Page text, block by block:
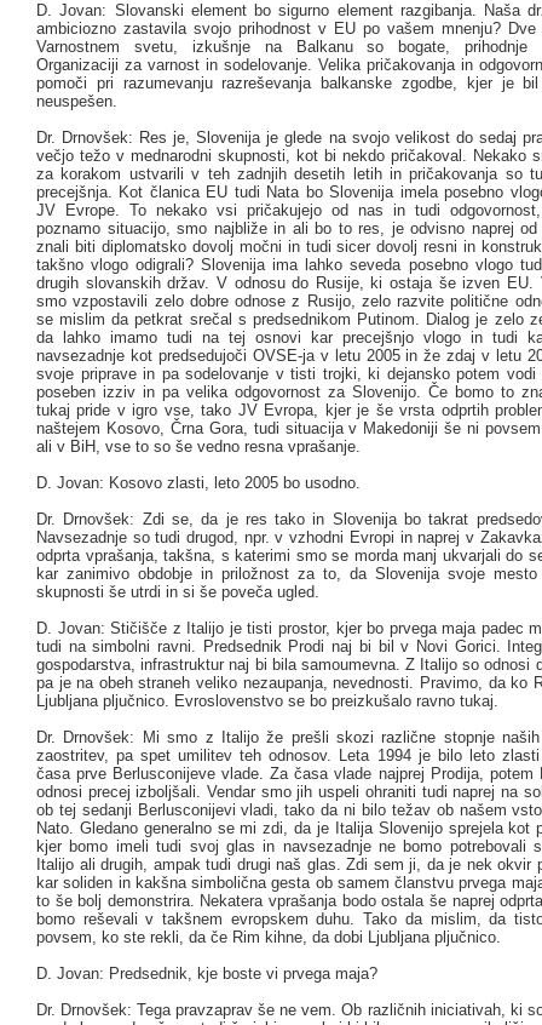
D. Jovan: Slovanski element bo sigurno element razgibanja. Naša
ambiciozno zastavila svojo prihodnost v EU po vašem mnenju?
Varnostnem svetu, izkušnje na Balkanu so bogate, prihodnje
Organizaciji za varnost in sodelovanje. Velika pričakovanja in
pomoči pri razumevanju razreševanja balkanske zgodbe, kjer je
neuspešen.
Dr. Drnovšek: Res je, Slovenija je glede na svojo velikost do sedaj
večjo težo v mednarodni skupnosti, kot bi nekdo pričakoval. Nekako
za korakom ustvarili v teh zadnjih desetih letih in pričakovanja so
precejšnja. Kot članica EU tudi Nata bo Slovenija imela posebno
JV Evrope. To nekako vsi pričakujejo od nas in tudi
poznamo situacijo, smo najbliže in ali bo to res, je odvisno naprej
znali biti diplomatsko dovolj močni in tudi sicer dovolj resni in
takšno vlogo odigrali? Slovenija ima lahko seveda posebno vlogo
drugih slovanskih držav. V odnosu do Rusije, ki ostaja še izven EU.
smo vzpostavili zelo dobre odnose z Rusijo, zelo razvite politične
se mislim da petkrat srečal s predsednikom Putinom. Dialog je zelo
da lahko imamo tudi na tej osnovi kar precejšnjo vlogo in tudi
navsezadnje kot predsedujoči OVSE-ja v letu 2005 in že zdaj v letu
svoje priprave in pa sodelovanje v tisti trojki, ki dejansko potem
poseben izziv in pa velika odgovornost za Slovenijo. Če bomo to
tukaj pride v igro vse, tako JV Evropa, kjer je še vrsta odprtih
naštejem Kosovo, Črna Gora, tudi situacija v Makedoniji še ni
ali v BiH, vse to so še vedno resna vprašanje.
D. Jovan: Kosovo zlasti, leto 2005 bo usodno.
Dr. Drnovšek: Zdi se, da je res tako in Slovenija bo takrat
Navsezadnje so tudi drugod, npr. v vzhodni Evropi in naprej v
odprta vprašanja, takšna, s katerimi smo se morda manj ukvarjali do
kar zanimivo obdobje in priložnost za to, da Slovenija svoje mesto
skupnosti še utrdi in si še poveča ugled.
D. Jovan: Stičišče z Italijo je tisti prostor, kjer bo prvega maja padec
tudi na simbolni ravni. Predsednik Prodi naj bi bil v Novi Gorici.
gospodarstva, infrastruktur naj bi bila samoumevna. Z Italijo so odnosi
pa je na obeh straneh veliko nezaupanja, nevednosti. Pravimo, da ko
Ljubljana pljučnico. Evroslovenstvo se bo preizkušalo ravno tukaj.
Dr. Drnovšek: Mi smo z Italijo že prešli skozi različne stopnje
zaostritev, pa spet umilitev teh odnosov. Leta 1994 je bilo leto
časa prve Berlusconijeve vlade. Za časa vlade najprej Prodija, potem
odnosi precej izboljšali. Vendar smo jih uspeli ohraniti tudi naprej na
ob tej sedanji Berlusconijevi vladi, tako da ni bilo težav ob našem
Nato. Gledano generalno se mi zdi, da je Italija Slovenijo sprejela kot
kjer bomo imeli tudi svoj glas in navsezadnje ne bomo potrebovali
Italijo ali drugih, ampak tudi drugi naš glas. Zdi sem ji, da je nek okvir
kar soliden in kakšna simbolična gesta ob samem članstvu prvega
to še bolj demonstrira. Nekatera vprašanja bodo ostala še naprej
bomo reševali v takšnem evropskem duhu. Tako da mislim, da
povsem, ko ste rekli, da če Rim kihne, da dobi Ljubljana pljučnico.
D. Jovan: Predsednik, kje boste vi prvega maja?
Dr. Drnovšek: Tega pravzaprav še ne vem. Ob različnih iniciativah, ki